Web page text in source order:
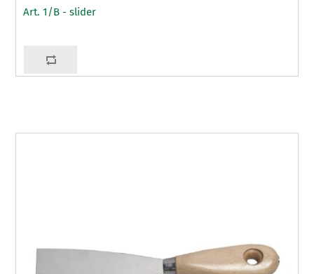
Art. 1/B - slider